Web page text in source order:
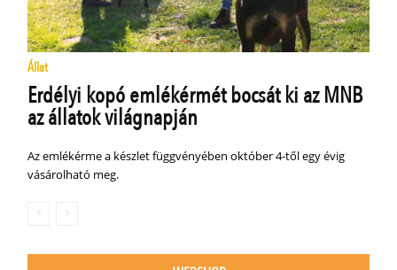
Állat
Erdélyi kopó emlékérmét bocsát ki az MNB
az állatok világnapján
Az emlékérme a készlet függvényében október 4-től egy évig
vásárolható meg.